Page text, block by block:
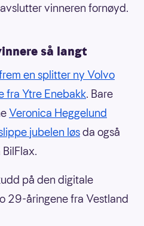
vinneren fornøyd.
så langt
en splitter ny Volvo
fra Ytre Enebakk. Bare
Veronica Heggelund
jubelen løsda også
på den digitale
29-åringene fra Vestland